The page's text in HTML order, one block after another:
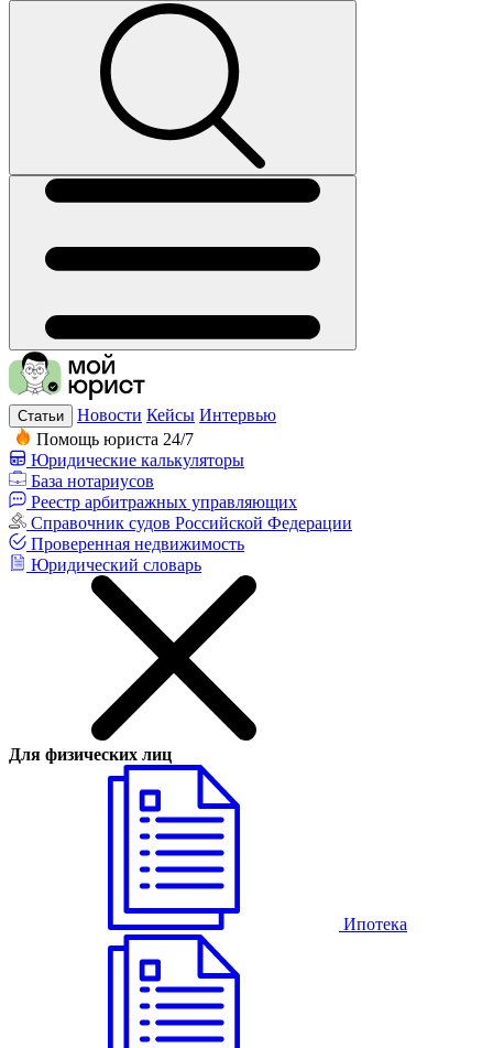
Статьи Новости Кейсы Интервью
Помощь юриста 24/7
Юридические калькуляторы
База нотариусов
Реестр арбитражных управляющих
Справочник судов Российской Федерации
Проверенная недвижимость
Юридический словарь
Для физических лиц
Ипотека